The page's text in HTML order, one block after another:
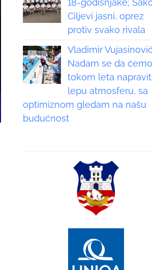
18-godišnjake;
Ciljevi jasni, oprez
protiv svako rivala
Vladimir
Nadam se da ćemo
tokom leta
lepu atmosferu, sa
optimiznom gledam na našu
budućnost